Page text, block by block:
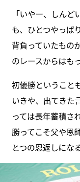
「いやー、しん
も、ひとつやっぱ
背負っていたもの
のレースからはも
初優勝ということ
いきや、出てきた
っては長年蓄積さ
勝ってこそ父や恩
とつの恩返しにな